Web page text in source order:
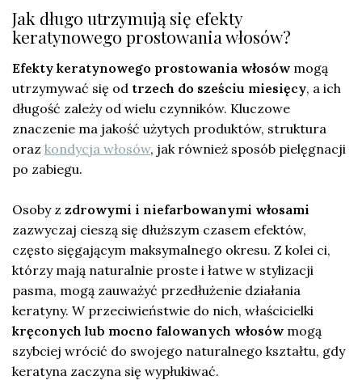
Jak długo utrzymują się efekty
keratynowego prostowania włosów?
Efekty keratynowego prostowania włosów mogą
utrzymywać się od trzech do sześciu miesięcy, a ich
długość zależy od wielu czynników. Kluczowe
znaczenie ma jakość użytych produktów, struktura
oraz kondycja włosów, jak również sposób pielęgnacji
po zabiegu.
Osoby z zdrowymi i niefarbowanymi włosami
zazwyczaj cieszą się dłuższym czasem efektów,
często sięgającym maksymalnego okresu. Z kolei ci,
którzy mają naturalnie proste i łatwe w stylizacji
pasma, mogą zauważyć przedłużenie działania
keratyny. W przeciwieństwie do nich, właścicielki
kręconych lub mocno falowanych włosów mogą
szybciej wrócić do swojego naturalnego kształtu, gdy
keratyna zaczyna się wypłukiwać.